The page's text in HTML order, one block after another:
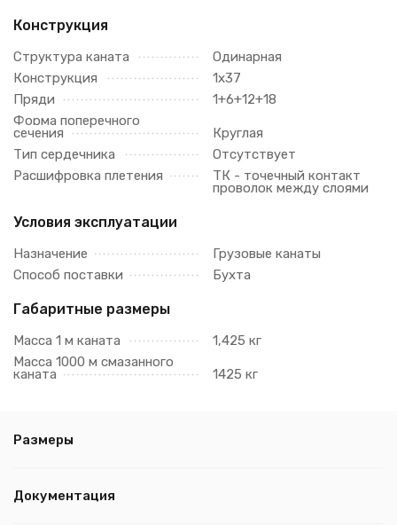
Конструкция
Структура каната
Одинарная
Конструкция
1х37
Пряди
1+6+12+18
Форма поперечного
сечения
Круглая
Тип сердечника
Отсутствует
Расшифровка плетения
ТК - точечный контакт
проволок между слоями
Условия эксплуатации
Назначение
Грузовые канаты
Способ поставки
Бухта
Габаритные размеры
Масса 1 м каната
1,425 кг
Масса 1000 м смазанного
каната 1425 кг
Размеры
Документация